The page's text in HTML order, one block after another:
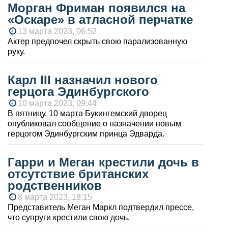
Морган Фриман появился на
«Оскаре» в атласной перчатке
13 марта 2023, 06:52
Актер предпочел скрыть свою парализованную
руку.
Карл III назначил нового
герцога Эдинбургского
10 марта 2023, 09:44
В пятницу, 10 марта Букингемский дворец
опубликовал сообщение о назначении новым
герцогом Эдинбургским принца Эдварда.
Гарри и Меган крестили дочь в
отсутствие британских
родственников
8 марта 2023, 18:15
Представитель Меган Маркл подтвердил прессе,
что супруги крестили свою дочь.